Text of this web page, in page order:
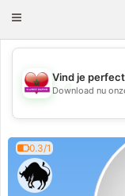
Toggle
💖
Vind je
Download nu
0.3/1